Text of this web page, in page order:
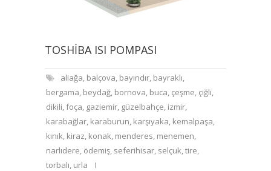
TOSHIBA ISI POMPASI
aliağa, balçova, bayındır, bayraklı,
bergama, beydağ, bornova, buca, çeşme, çiğli,
dikili,foça, gaziemir, güzelbahçe, izmir,
karabağlar, karaburun, karşıyaka, kemalpaşa,
kınık, kiraz, konak, menderes, menemen,
narlıdere, ödemiş, seferihisar, selçuk,tire,
torbalı, urla